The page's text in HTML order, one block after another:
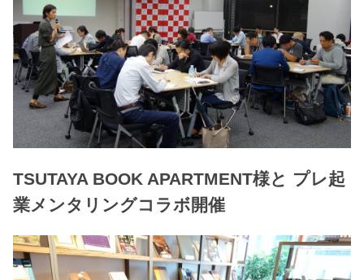
TSUTAYA BOOK APARTMENT様と プレ起
業メンタリングコラボ開催